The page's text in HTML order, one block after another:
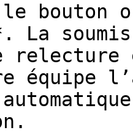
bouton
La
relecture
équipe